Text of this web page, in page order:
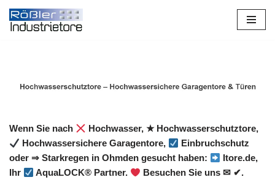
Zum
Wenn Sie nach
Hochwasser, ★ Hochwasserschutztore,
Hochwassersichere Garagentore,
Einbruchschutz
oder ⇒ Starkregen in Ohmden gesucht haben:
Itore.de,
Ihr
AquaLOCK® Partner. Besuchen Sie uns ✉ ✔.